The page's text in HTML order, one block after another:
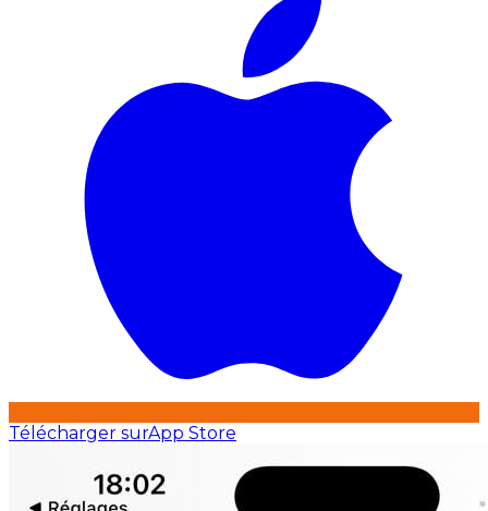
Télécharger surApp Store